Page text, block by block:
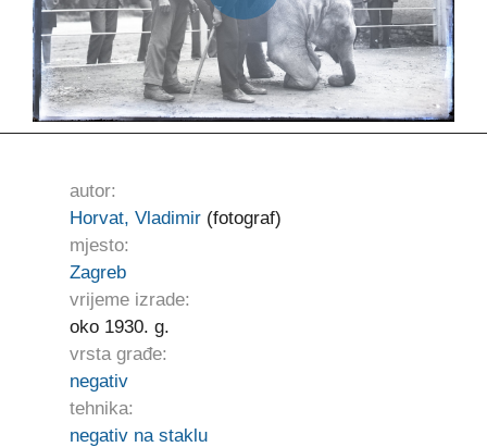
autor:
Horvat, Vladimir(fotograf)
mjesto:
Zagreb
vrijeme izrade:
oko 1930. g.
vrsta građe:
negativ
tehnika:
negativ na staklu